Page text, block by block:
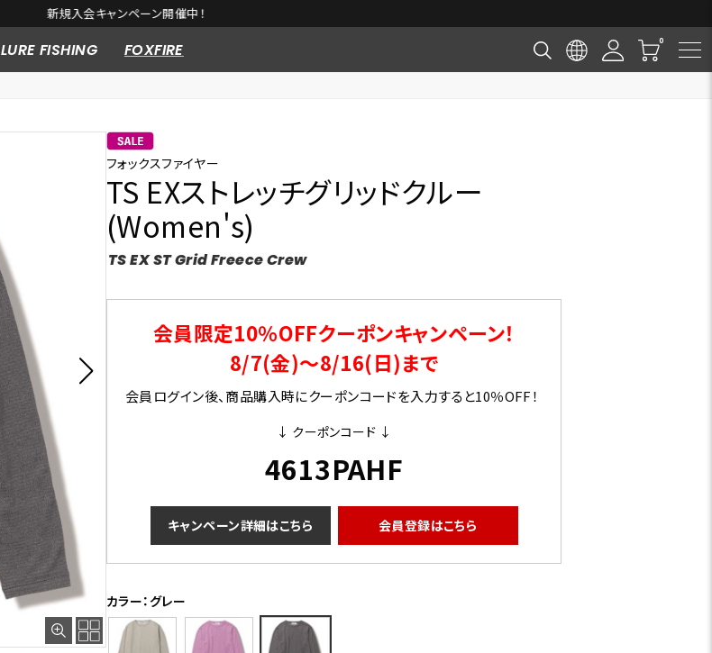
新規入会キャンペーン開催中！
LURE FISHING FOXFIRE
フォックスファイヤー
TS EXストレッチグリッドクルー
(Women's)
TS EX ST Grid Freece Crew
会員限定10％OFFクーポンキャンペーン！
8/7(金)～8/16(日)まで
会員ログイン後、商品購入時にクーポンコードを入力すると10％OFF！
↓ クーポンコード ↓
4613PAHF
キャンペーン詳細はこちら 会員登録はこちら
カラー：グレー